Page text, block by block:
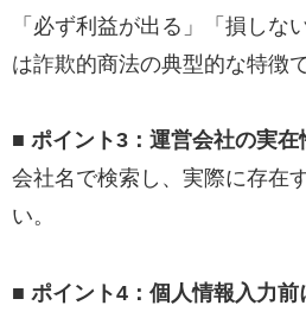
「必ず利益が出る」「損しな
は詐欺的商法の典型的な特徴で
■ ポイント3：運営会社の実在
会社名で検索し、実際に存在
い。
■ ポイント4：個人情報入力前